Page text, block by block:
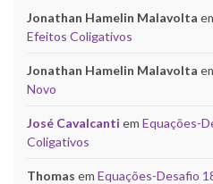
Jonathan Hamelin Malavolta
Efeitos Coligativos
Jonathan Hamelin Malavolta
Novo
José Cavalcanti em Equações-
Coligativos
Thomas em Equações-Desafio